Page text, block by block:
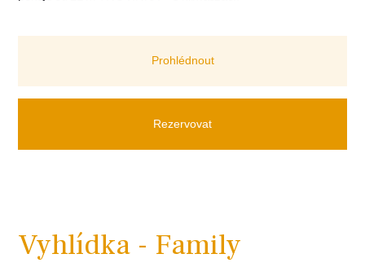
Prohlédnout
Rezervovat
Vyhlídka - Family